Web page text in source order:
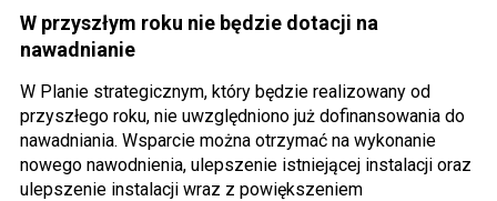
W przyszłym roku nie będzie dotacji na
nawadnianie
W Planie strategicznym, który będzie realizowany od
przyszłego roku, nie uwzględniono już dofinansowania do
nawadniania. Wsparcie można otrzymać na wykonanie
nowego nawodnienia, ulepszenie istniejącej instalacji oraz
ulepszenie instalacji wraz z powiększeniem